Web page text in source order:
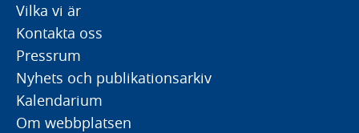
Vilka vi är
Kontakta oss
Pressrum
Nyhets och publikationsarkiv
Kalendarium
Om webbplatsen